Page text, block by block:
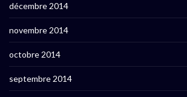
décembre 2014
novembre 2014
octobre 2014
septembre 2014